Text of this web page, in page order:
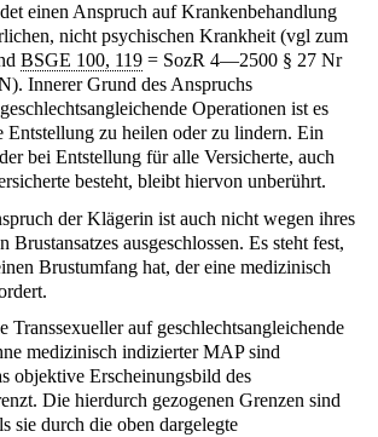
einen Anspruch auf Krankenbehandlung
nicht psychischen Krankheit (vgl zum
BSGE 100, 119 = SozR 4—2500 § 27 Nr
Innerer Grund des Anspruchs
Operationen ist es
Entstellung zu heilen oder zu lindern. Ein
bei Entstellung für alle Versicherte, auch
besteht, bleibt hiervon unberührt.
der Klägerin ist auch nicht wegen ihres
Brustansatzes ausgeschlossen. Es steht fest,
Brustumfang hat, der eine medizinisch
Transsexueller auf geschlechtsangleichende
medizinisch indizierter MAP sind
objektive Erscheinungsbild des
Die hierdurch gezogenen Grenzen sind
sie durch die oben dargelegte